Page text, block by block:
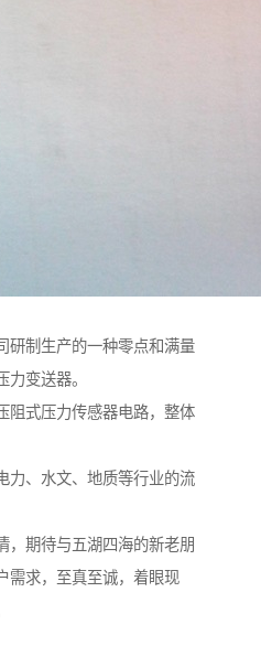
研制生产的一种零点和满量
变送器。
阻式压力传感器电路，整体
力、水文、地质等行业的流
，期待与五湖四海的新老朋
需求，至真至诚，着眼现